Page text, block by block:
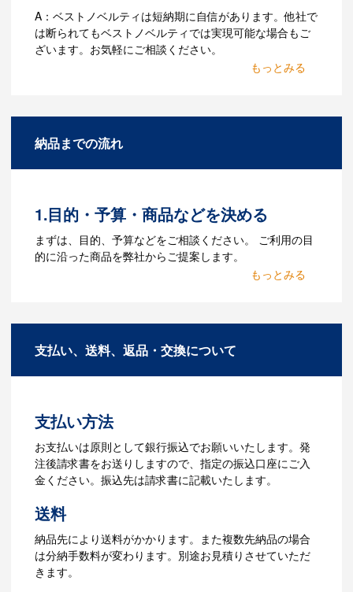
A：ベストノベルティは短納期に自信があります。他社で
は断られてもベストノベルティでは実現可能な場合もご
ざいます。お気軽にご相談ください。
があります。Adobe illustratorのaiファイ
Q：ウェブサイトに掲載され
ていないオリジナルのノベル
タマイズが可能です。お気軽にご相談く
納品までの流れ
1.目的・予算・商品などを決める
まずは、目的、予算などをご相談ください。 ご利用の目
的に沿った商品を弊社からご提案します。
お見積を弊社からお出しします。
3.発注・データ入稿
ら、ご注文書をお送りします。
【名入れをする場合】名入れに必要なデ
ータをご入稿頂き、名入れイメージをデ
ータでご確認いただきます。
4.納品
【名入れをする場合】データのご入稿後
３週間程度で納品となります。
【名入れなしの場合】在庫がある場合、3
～5営業日程度で納品となります。
支払い、送料、返品・交換について
支払い方法
お支払いは原則として銀行振込でお願いいたします。発
注後請求書をお送りしますので、指定の振込口座にご入
金ください。振込先は請求書に記載いたします。
送料
納品先により送料がかかります。また複数先納品の場合
は分納手数料が変わります。別途お見積りさせていただ
きます。